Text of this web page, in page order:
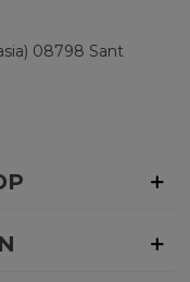
08798 Sant